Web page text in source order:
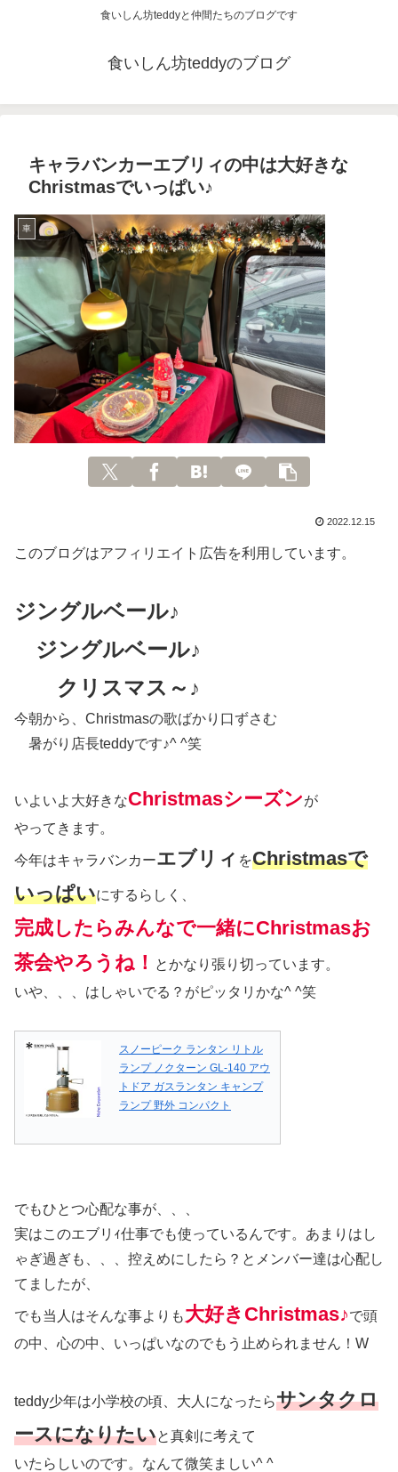
食いしん坊teddyと仲間たちのブログです
食いしん坊teddyのブログ
キャラバンカーエブリィの中は大好きな
Christmasでいっぱい♪
車
2022.12.15
このブログはアフィリエイト広告を利用しています。
ジングルベール♪
ジングルベール♪
クリスマス～♪
今朝から、Christmasの歌ばかり口ずさむ
暑がり店長teddyです♪^ ^笑
いよいよ大好きなChristmasシーズンが
やってきます。
今年はキャラバンカーエブリィ をChristmasで
いっぱいにするらしく、
完成したらみんなで一緒にChristmasお
茶会やろうね！
とかなり張り切っています。
いや、、、はしゃいでる？がピッタリかな^ ^笑
スノーピーク ランタン リトル
ランプ ノクターン GL-140 アウ
トドア ガスランタン キャンプ
ランプ 野外 コンパクト
でもひとつ心配な事が、、、
実はこのエブリｨ仕事でも使っているんです。あまりはし
ゃぎ過ぎも、、、控えめにしたら？とメンバー達は心配し
てましたが、
でも当人はそんな事よりも大好きChristmas♪で頭
の中、心の中、いっぱいなのでもう止められません！W
teddy少年は小学校の頃、大人になったらサンタクロ
ースになりたいと真剣に考えて
いたらしいのです。なんて微笑ましい^ ^